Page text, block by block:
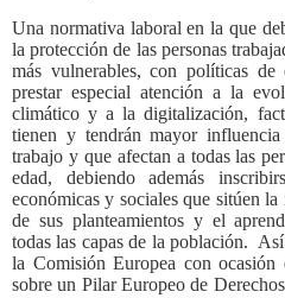
Una normativa laboral en la que
la protección de las personas
más vulnerables, con políticas de
prestar especial atención a la
climático y a la digitalización,
tienen y tendrán mayor
trabajo y que afectan a todas las
edad, debiendo además
económicas y sociales que sitúen
de sus planteamientos y el
todas las capas de la población.
la Comisión Europea con ocasión
sobre un Pilar Europeo de